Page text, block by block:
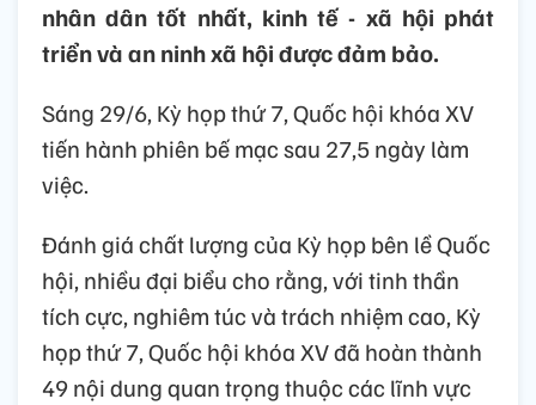
nhân dân tốt nhất, kinh tế - xã hội phát
triển và an ninh xã hội được đảm bảo.
Sáng 29/6, Kỳ họp thứ 7, Quốc hội khóa XV
tiến hành phiên bế mạc sau 27,5 ngày làm
việc.
Đánh giá chất lượng của Kỳ họp bên lề Quốc
hội, nhiều đại biểu cho rằng, với tinh thần
tích cực, nghiêm túc và trách nhiệm cao, Kỳ
họp thứ 7, Quốc hội khóa XV đã hoàn thành
49 nội dung quan trọng thuộc các lĩnh vực